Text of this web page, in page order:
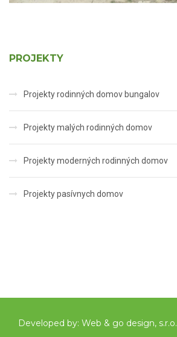
PROJEKTY
Projekty rodinných domov bungalov
Projekty malých rodinných domov
Projekty moderných rodinných domov
Projekty pasívnych domov
Developed by: Web & go design, s.r.o.